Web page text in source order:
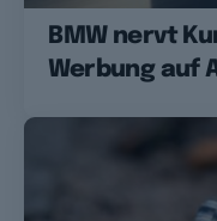
BMW nervt
Werbung auf